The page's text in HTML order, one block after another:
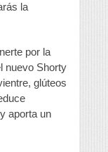
la
por la
nuevo Shorty
glúteos
aporta un